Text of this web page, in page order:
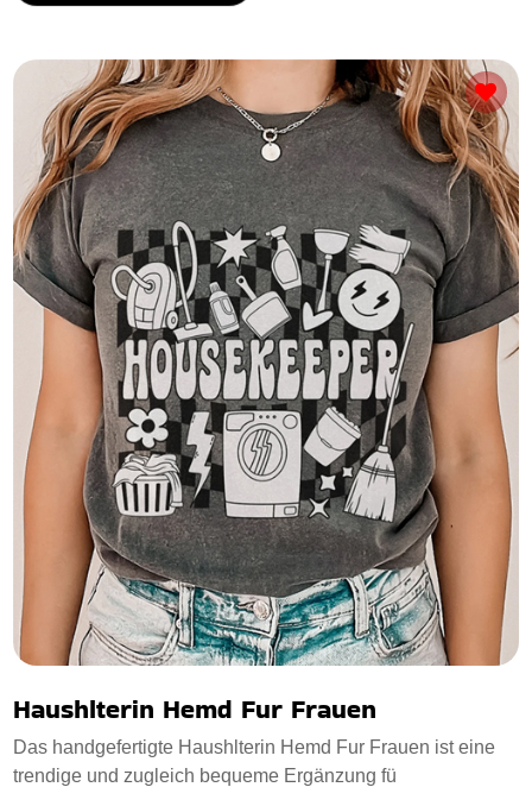
Haushlterin Hemd Fur Frauen
Das handgefertigte Haushlterin Hemd Fur Frauen ist eine
trendige und zugleich bequeme Ergänzung fü